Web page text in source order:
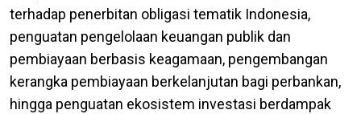
terhadap penerbitan obligasi tematik Indonesia,
penguatan pengelolaan keuangan publik dan
pembiayaan berbasis keagamaan, pengembangan
kerangka pembiayaan berkelanjutan bagi perbankan,
hingga penguatan ekosistem investasi berdampak